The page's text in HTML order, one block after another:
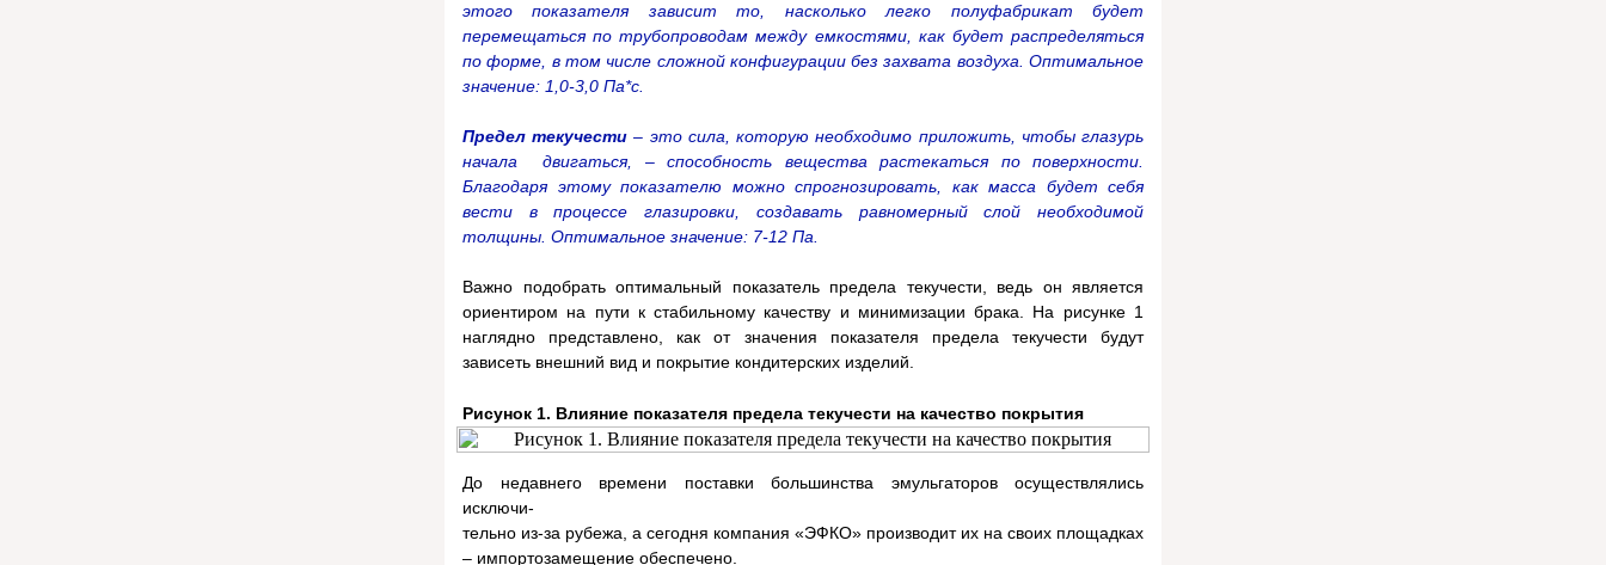
этого показателя зависит то, насколько легко полуфабрикат будет
перемещаться по трубопроводам между емкостями, как будет распределяться
по форме, в том числе сложной конфигурации без захвата воздуха. Оптимальное
значение: 1,0-3,0 Па*с.
Предел текучести – это сила, которую необходимо приложить, чтобы глазурь
начала двигаться, – способность вещества растекаться по поверхности.
Благодаря этому показателю можно спрогнозировать, как масса будет себя
вести в процессе глазировки, создавать равномерный слой необходимой
толщины. Оптимальное значение: 7-12 Па.
Важно подобрать оптимальный показатель предела текучести, ведь он является
ориентиром на пути к стабильному качеству и минимизации брака. На рисунке 1
наглядно представлено, как от значения показателя предела текучести будут
зависеть внешний вид и покрытие кондитерских изделий.
Рисунок 1. Влияние показателя предела текучести на качество покрытия
До недавнего времени поставки большинства эмульгаторов осуществлялись
исключи-
тельно из-за рубежа, а сегодня компания «ЭФКО» производит их на своих площадках
– импортозамещение обеспечено.